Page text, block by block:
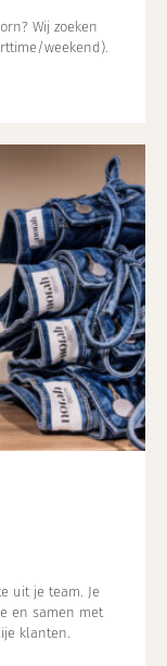
Wij zoeken
weekend).
uit je team. Je
en samen met
klanten.